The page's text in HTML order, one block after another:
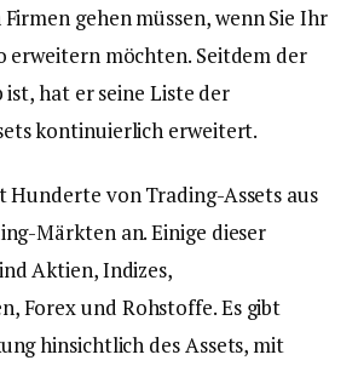
gehen müssen, wenn Sie Ihr
erweitern möchten. Seitdem der
hat er seine Liste der
kontinuierlich erweitert.
Hunderte von Trading-Assets aus
Märkten an. Einige dieser
Aktien, Indizes,
Forex und Rohstoffe. Es gibt
hinsichtlich des Assets, mit